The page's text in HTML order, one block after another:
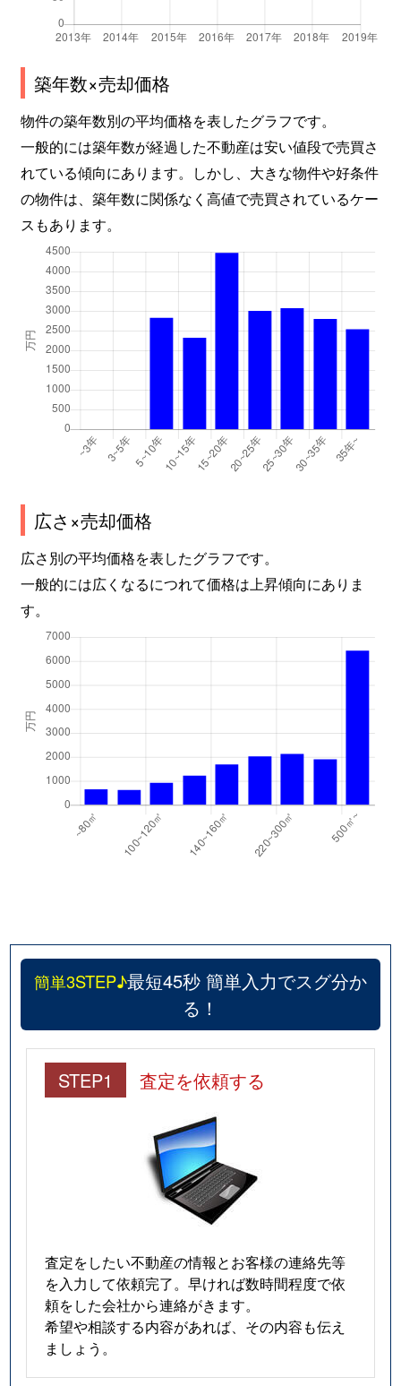
築年数×売却価格
物件の築年数別の平均価格を表したグラフです。
一般的には築年数が経過した不動産は安い値段で売買さ
れている傾向にあります。しかし、大きな物件や好条件
の物件は、築年数に関係なく高値で売買されているケー
スもあります。
広さ×売却価格
広さ別の平均価格を表したグラフです。
一般的には広くなるにつれて価格は上昇傾向にありま
す。
簡単3STEP♪最短45秒 簡単入力でスグ分か
る！
STEP1 査定を依頼する
査定をしたい不動産の情報とお客様の連絡先等
を入力して依頼完了。早ければ数時間程度で依
頼をした会社から連絡がきます。
希望や相談する内容があれば、その内容も伝え
ましょう。